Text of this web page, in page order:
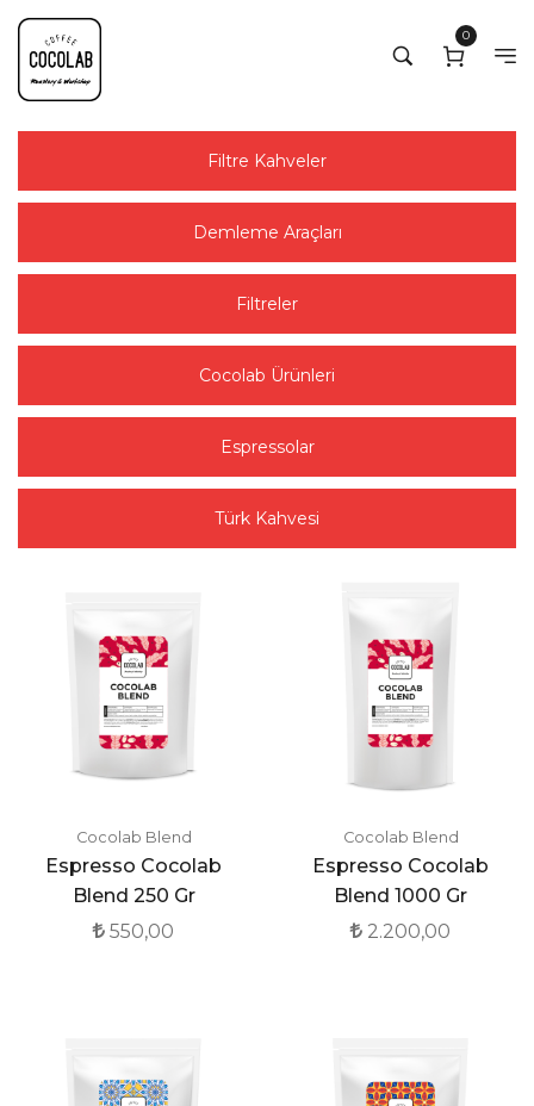
0
Filtre Kahveler
Demleme Araçları
Filtreler
Cocolab Ürünleri
Espressolar
Türk Kahvesi
Cocolab Blend
Espresso Cocolab
Blend 250 Gr
550,00
Cocolab Blend
Espresso Cocolab
Blend 1000 Gr
2.200,00